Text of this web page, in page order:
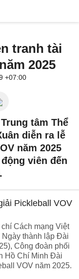
tranh tài
2025
+07:00
tâm Thể
diễn ra lễ
năm 2025
viên đến
Cách mạng Việt
Ngày thành lập Đài
Công đoàn phối
Hồ Chí Minh Đài
VOV năm 2025.